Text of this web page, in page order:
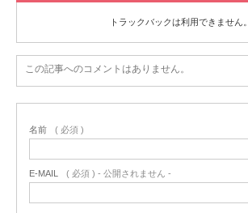
トラックバックは利用できません。
この記事へのコメントはありません。
名前 ( 必須 )
E-MAIL ( 必須 ) - 公開されません -